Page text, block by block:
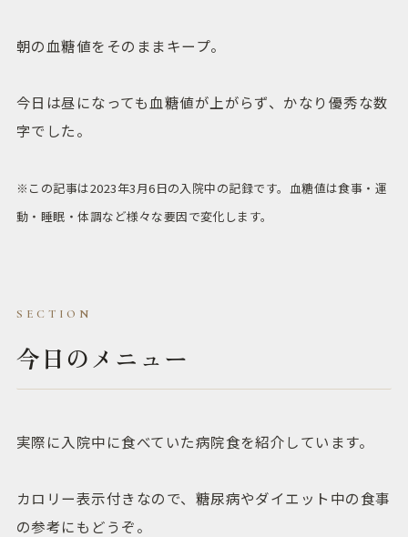
朝の血糖値をそのままキープ。
今日は昼になっても血糖値が上がらず、かなり優秀な数
字でした。
※この記事は2023年3月6日の入院中の記録です。血糖値は食事・運
動・睡眠・体調など様々な要因で変化します。
今日のメニュー
実際に入院中に食べていた病院食を紹介しています。
カロリー表示付きなので、糖尿病やダイエット中の食事
の参考にもどうぞ。